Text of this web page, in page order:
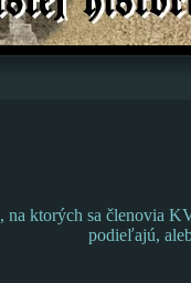
na ktorých sa členovia
podieľajú,